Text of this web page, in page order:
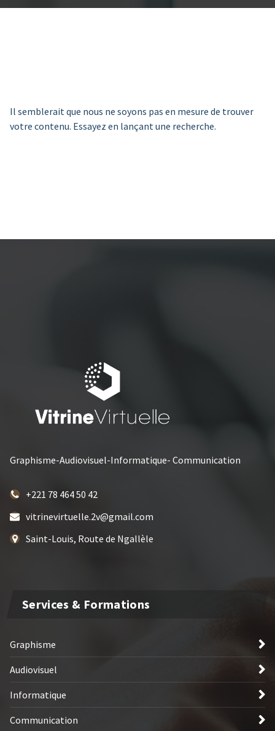
Il semblerait que nous ne soyons pas en mesure de trouver
votre contenu. Essayez en lançant une recherche.
Graphisme-Audiovisuel-Informatique- Communication
+221 78 464 50 42
vitrinevirtuelle.2v@gmail.com
Saint-Louis, Route de Ngallèle
Services & Formations
Graphisme
Audiovisuel
Informatique
Communication